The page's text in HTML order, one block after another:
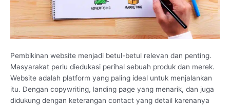
Pembikinan website menjadi betul-betul relevan dan penting.
Masyarakat perlu diedukasi perihal sebuah produk dan merek.
Website adalah platform yang paling ideal untuk menjalankan
itu. Dengan copywriting, landing page yang menarik, dan juga
didukung dengan keterangan contact yang detail karenanya